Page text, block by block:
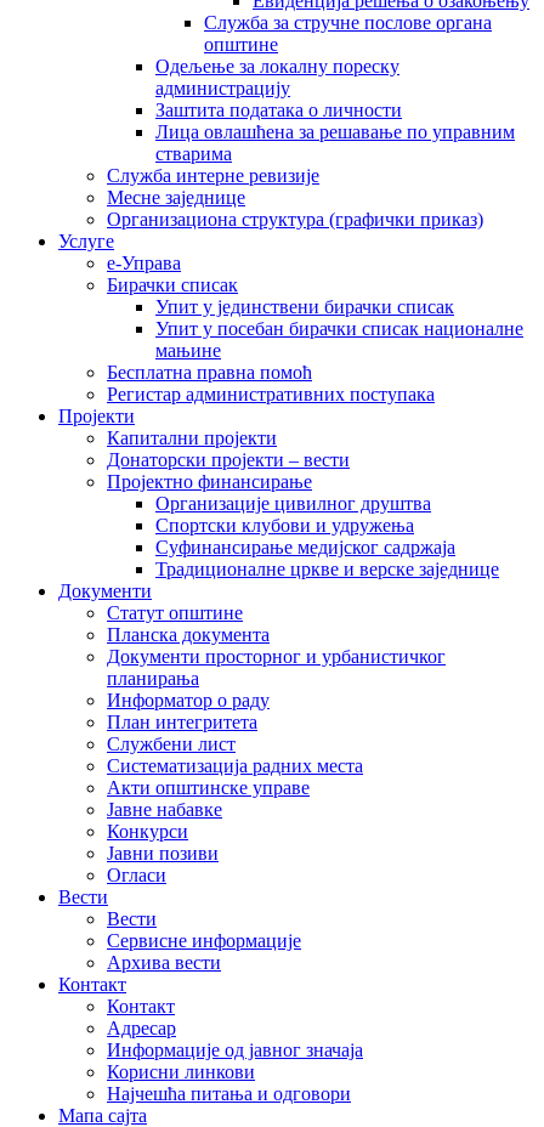
Служба за стручне послове органа
општине
Одељење за локалну пореску
администрацију
Заштита података о личности
Лица овлашћена за решавање по управним
стварима
Служба интерне ревизије
Месне заједнице
Организациона структура (графички приказ)
Услуге
е-Управа
Бирачки списак
Упит у јединствени бирачки списак
Упит у посебан бирачки списак националне
мањине
Бесплатна правна помоћ
Регистар административних поступака
Пројекти
Капитални пројекти
Донаторски пројекти – вести
Пројектно финансирање
Организације цивилног друштва
Спортски клубови и удружења
Суфинансирање медијског садржаја
Традиционалне цркве и верске заједнице
Документи
Статут општине
Планска документа
Документи просторног и урбанистичког
планирања
Информатор о раду
План интегритета
Службени лист
Систематизација радних места
Акти општинске управе
Јавне набавке
Конкурси
Јавни позиви
Огласи
Вести
Вести
Сервисне информације
Архива вести
Контакт
Контакт
Адресар
Информације од јавног значаја
Корисни линкови
Најчешћа питања и одговори
Мапа сајта